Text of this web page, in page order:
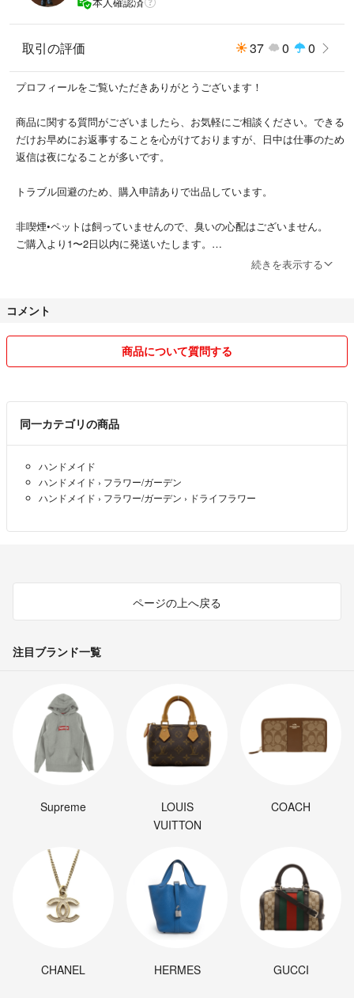
＃スワッグ アロマ ハーブ ブーケ プレゼント ハーバリウム オーガニ
ック フラワーアレンジメント 紫 切り花 花材 ポプリ 癒し
安眠
取引の評価 37 0 0
プロフィールをご覧いただきありがとうございます！
商品に関する質問がございましたら、お気軽にご相談ください。できる
だけお早めにお返事することを心がけておりますが、日中は仕事のため
返信は夜になることが多いです。
トラブル回避のため、購入申請ありで出品しています。
非喫煙•ペットは飼っていませんので、臭いの心配はございません。
ご購入より1〜2日以内に発送いたします。
続きを表示する
コメント
商品について質問する
同一カテゴリの商品
ハンドメイド
ハンドメイド › フラワー/ガーデン
ハンドメイド › フラワー/ガーデン › ドライフラワー
ページの上へ戻る
注目ブランド一覧
Supreme
LOUIS
VUITTON
COACH
CHANEL HERMES GUCCI